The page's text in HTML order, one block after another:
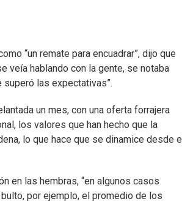
“un remate para encuadrar”, dijo que
veía hablando con la gente, se notaba
las expectativas”.
un mes, con una oferta forrajera
los valores que han hecho que la
lo que hace que se dinamice desde el
en las hembras, “en algunos casos
por ejemplo, el promedio de los